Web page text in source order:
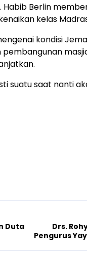
Berlin
kelas
kondisi
suatu saat nanti
Duta
Drs.
Pengurus